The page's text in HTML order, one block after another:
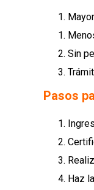
Sin
Pasos
Haz